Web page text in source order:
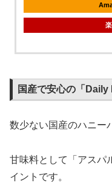
国産で安心の「Daily
数少ない国産のハニー
甘味料として「アスパ
イントです。